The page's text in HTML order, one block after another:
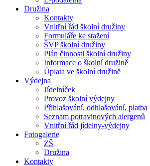
Družina
Kontakty
Vnitřní řád školní družiny
Formuláře ke stažení
ŠVP školní družiny
Plán činnosti školní družiny
Informace o školní družině
Úplata ve školní družině
Výdejna
Jídelníček
Provoz školní výdejny
Přihlašování, odhlašování, platba
Seznam potravinových alergenů
Vnitřní řád jídelny-výdejny
Fotogalerie
ZŠ
Družina
Kontakty